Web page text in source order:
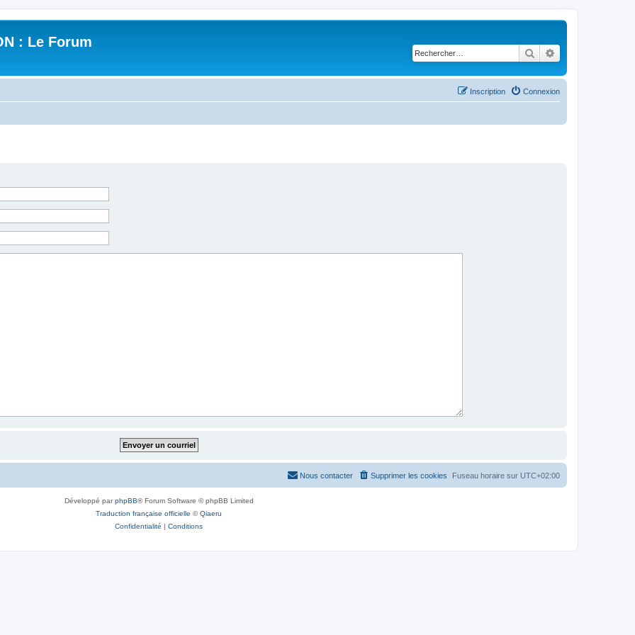
: Le Forum
Rechercher
Connexion
Inscription
Fuseau horaire sur UTC+02:00
Supprimer les cookies
Nous contacter
Développé parphpBB® Forum Software © phpBB Limited
Traduction française officielle ©Qiaeru
Confidentialité | Conditions